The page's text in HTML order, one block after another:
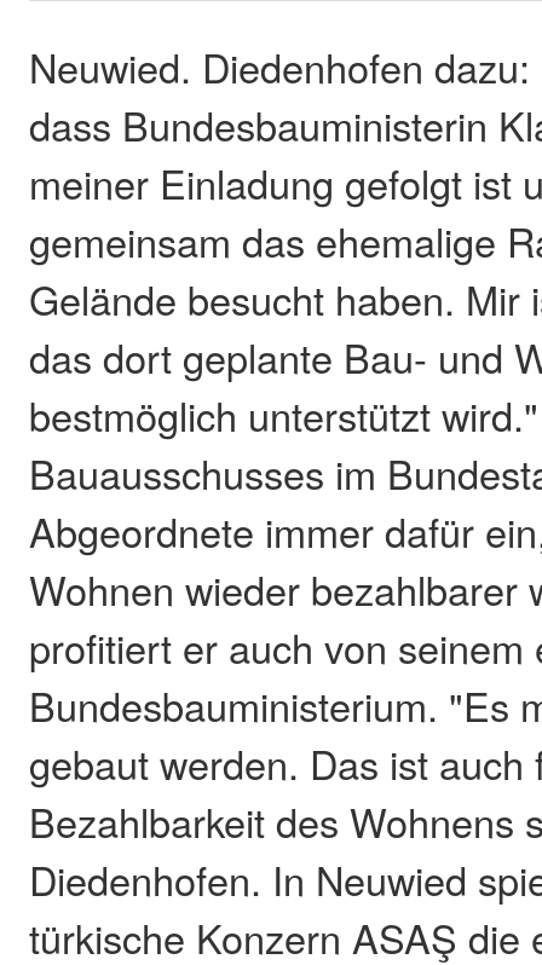
Neuwied. Diedenhofen
dass Bundesbauministerin
meiner Einladung gefolgt ist
gemeinsam das ehemalige
Gelände besucht haben. Mir
das dort geplante Bau- und
bestmöglich unterstützt
Bauausschusses im
Abgeordnete immer dafür
Wohnen wieder bezahlbarer
profitiert er auch von seinem
Bundesbauministerium. "Es
gebaut werden. Das ist auch
Bezahlbarkeit des Wohnens
Diedenhofen. In Neuwied
türkische Konzern ASAŞ die